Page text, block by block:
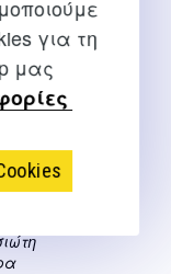
για τη
μας
και
Πόρων